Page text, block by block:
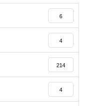
6
4
214
4